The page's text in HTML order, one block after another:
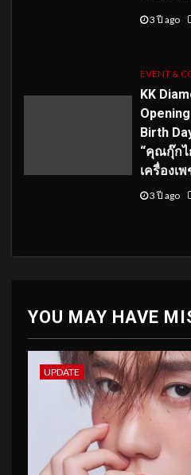
3 ปี ago
EVENT &
KK
Birth
“คุณกุ๊กไ
เครื่องเ
3 ปี ago
YOU MAY HAVE
UPDATE